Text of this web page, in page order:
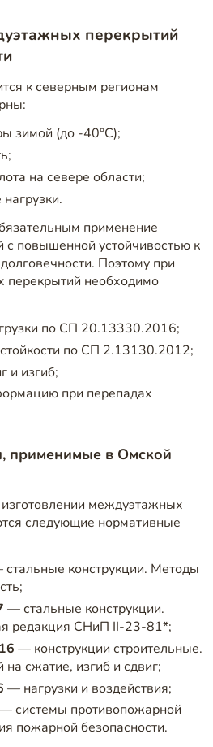
перекрытий
к северным регионам
зимой (до -40°C);
на севере области;
применение
с повышенной устойчивостью к
Поэтому при
необходимо
по СП 20.13330.2016;
по СП 2.13130.2012;
и изгиб;
при перепадах
применимые в Омской
междуэтажных
следующие нормативные
конструкции. Методы
— стальные конструкции.
редакция СНиП II-23-81*;
— конструкции строительные.
сжатие, изгиб и сдвиг;
— нагрузки и воздействия;
— системы противопожарной
пожарной безопасности.